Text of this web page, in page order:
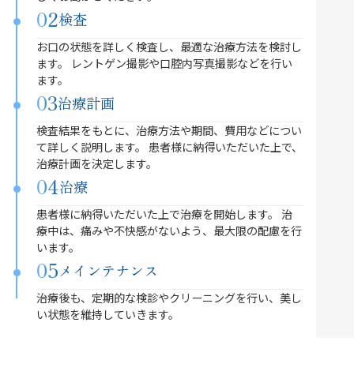
02検査
お口の状態を詳しく検査し、最適な治療方法を検討し
ます。 レントゲン撮影や口腔内写真撮影などを行い
ます。
03治療計画
検査結果をもとに、治療方法や期間、費用などについ
て詳しく説明します。 患者様に納得いただいた上で、
治療計画を決定します。
04治療
患者様に納得いただいた上で治療を開始します。 治
療中は、痛みや不快感がないよう、最大限の配慮を行
います。
05メインテナンス
治療後も、定期的な検診やクリーニングを行い、美し
い状態を維持していきます。